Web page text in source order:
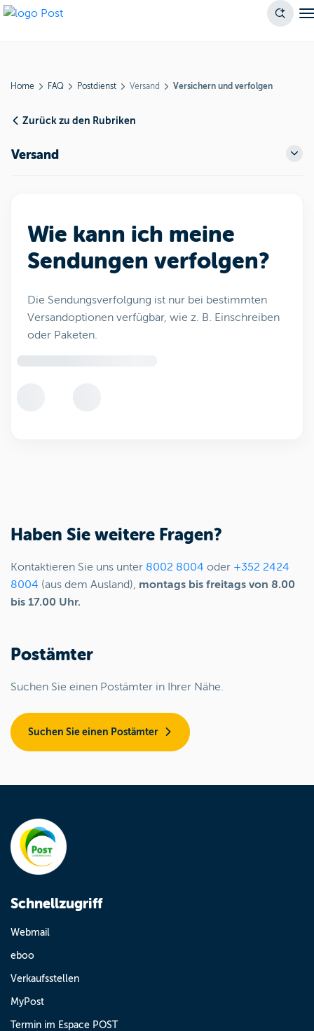
Home FAQ Postdienst Versand Versichern und verfolgen
Zurück zu den Rubriken
Versand
Wie kann ich meine
Sendungen verfolgen?
Die Sendungsverfolgung ist nur bei bestimmten
Versandoptionen verfügbar, wie z. B. Einschreiben
oder Paketen.
Haben Sie weitere Fragen?
Kontaktieren Sie uns unter 8002 8004 oder +352 2424
8004 (aus dem Ausland), montags bis freitags von 8.00
bis 17.00 Uhr.
Postämter
Suchen Sie einen Postämter in Ihrer Nähe.
Suchen Sie einen Postämter
Schnellzugriff
Webmail
eboo
Verkaufsstellen
MyPost
Termin im Espace POST